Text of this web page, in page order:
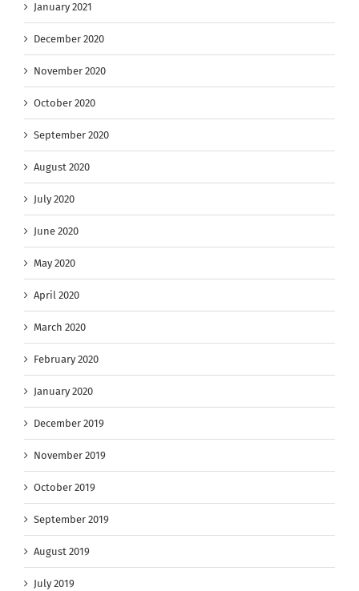
January 2021
December 2020
November 2020
October 2020
September 2020
August 2020
July 2020
June 2020
May 2020
April 2020
March 2020
February 2020
January 2020
December 2019
November 2019
October 2019
September 2019
August 2019
July 2019